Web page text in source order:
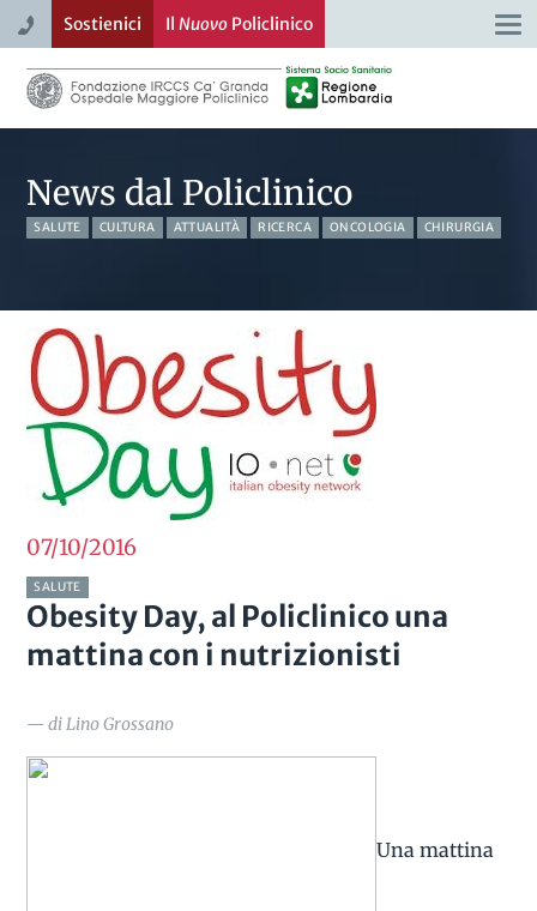
Sostienici Il NuovoPoliclinico
News dal Policlinico
SALUTE CULTURA ATTUALITÀ RICERCA ONCOLOGIA CHIRURGIA
07/102016
SALUTE
Obesity Day, al Policlinico una
mattina con i nutrizionisti
— di Lino Grossano
Una mattina